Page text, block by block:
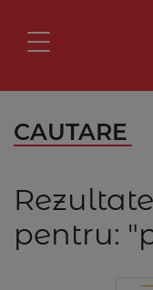
CAUTARE
pentru: